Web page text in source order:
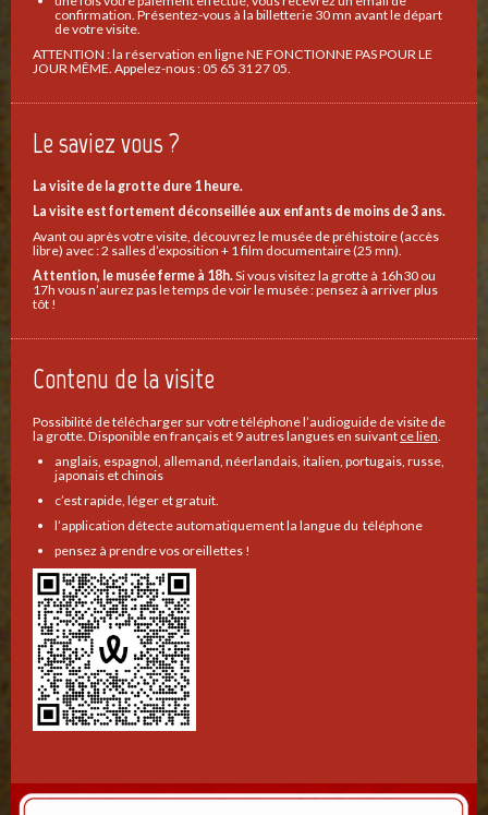
confirmation. Présentez-vous à la billetterie 30 mn avant le départ
de votre visite.
ATTENTION : la réservation en ligne NE FONCTIONNE PAS POUR LE
JOUR MÊME. Appelez-nous : 05 65 31 27 05.
Le saviez vous ?
La visite de la grotte dure 1 heure.
La visite est fortement déconseillée aux enfants de moins de 3 ans.
Avant ou après votre visite, découvrez le musée de préhistoire (accès
libre) avec : 2 salles d’exposition + 1 film documentaire (25 mn).
Attention, le musée ferme à 18h.Si vous visitez la grotte à 16h30 ou
17h vous n’aurez pas le temps de voir le musée : pensez à arriver plus
tôt !
Contenu de la visite
Possibilité de télécharger sur votre téléphone l’audioguide de visite de
la grotte. Disponible en français et 9 autres langues en suivant ce lien.
anglais, espagnol, allemand, néerlandais, italien, portugais, russe,
japonais et chinois
c’est rapide, léger et gratuit.
l’application détecte automatiquement la langue du téléphone
pensez à prendre vos oreillettes !